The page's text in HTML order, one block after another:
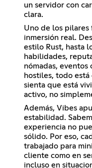
un servidor con
clara.
Uno de los pilares
inmersión real.
estilo Rust, hasta
habilidades,
nómadas,
hostiles, todo
sienta que está
activo, no
Además, Vibes
estabilidad.
experiencia no
sólido. Por eso,
trabajado para
cliente como en
incluso en